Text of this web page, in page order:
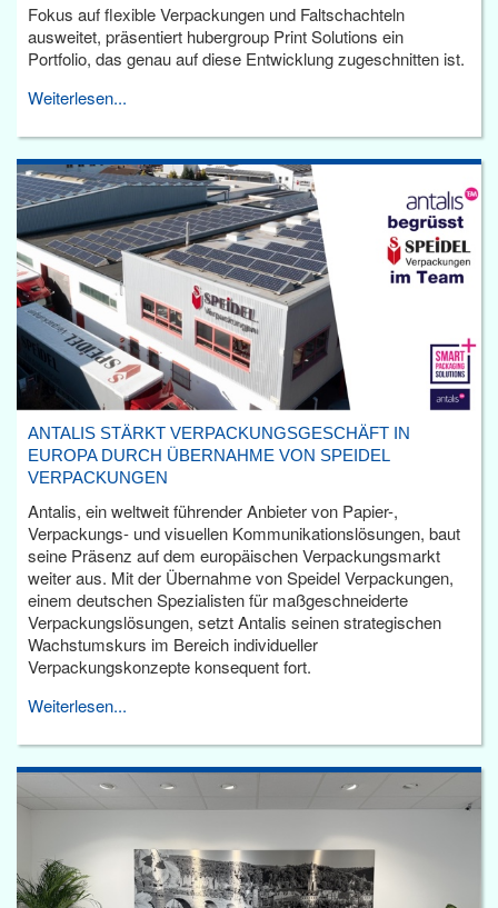
Fokus auf flexible Verpackungen und Faltschachteln
ausweitet, präsentiert hubergroup Print Solutions ein
Portfolio, das genau auf diese Entwicklung zugeschnitten ist.
Weiterlesen...
ANTALIS STÄRKT VERPACKUNGSGESCHÄFT IN
EUROPA DURCH ÜBERNAHME VON SPEIDEL
VERPACKUNGEN
Antalis, ein weltweit führender Anbieter von Papier-,
Verpackungs- und visuellen Kommunikationslösungen, baut
seine Präsenz auf dem europäischen Verpackungsmarkt
weiter aus. Mit der Übernahme von Speidel Verpackungen,
einem deutschen Spezialisten für maßgeschneiderte
Verpackungslösungen, setzt Antalis seinen strategischen
Wachstumskurs im Bereich individueller
Verpackungskonzepte konsequent fort.
Weiterlesen...